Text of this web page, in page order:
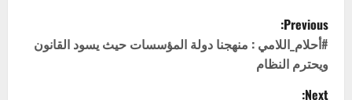
P
o
s
Previous:
#أحلام_اللامي : منهجنا دولة المؤسسات حيث يسود القانون
ويحترم النظام
Next: